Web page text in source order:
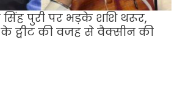
सिंह पुरी पर भड़के शशि थरूर,
ट्वीट की वजह से वैक्सीन की